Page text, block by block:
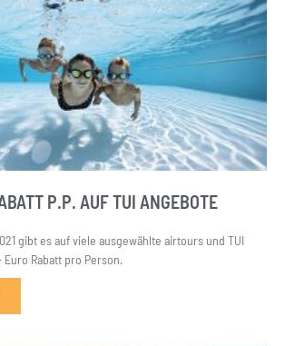
P.P. AUF TUI ANGEBOTE
gibt es auf viele ausgewählte airtours und TUI
Euro Rabatt pro Person.